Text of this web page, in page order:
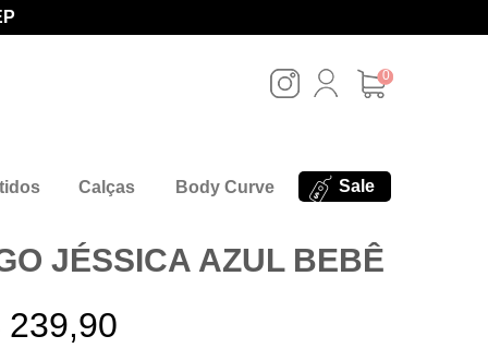
0
Calças Body Curve Sale
JÉSSICA AZUL BEBÊ
239,90